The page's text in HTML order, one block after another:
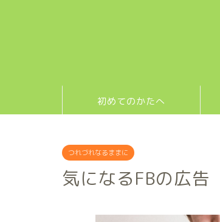
初めてのかたへ
つれづれなるままに
気になるFBの広告